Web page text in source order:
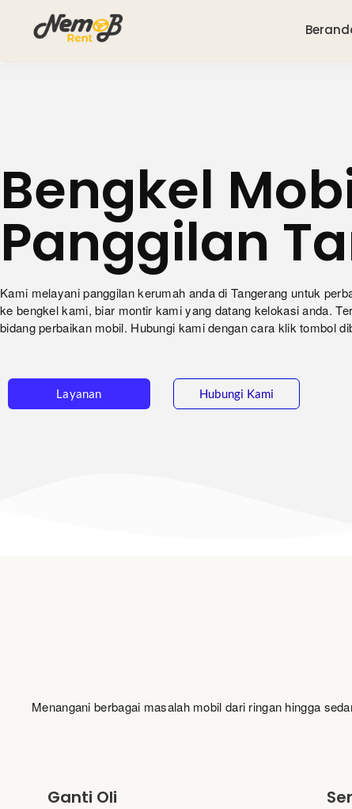
Bengkel
Panggilan
Kami melayani panggilan kerumah anda di Tangerang untuk
ke bengkel kami, biar montir kami yang datang kelokasi anda.
bidang perbaikan mobil. Hubungi kami dengan cara klik tombol
Layanan Hubungi Kami
Menangani berbagai masalah mobil dari ringan hingga
Ganti Oli